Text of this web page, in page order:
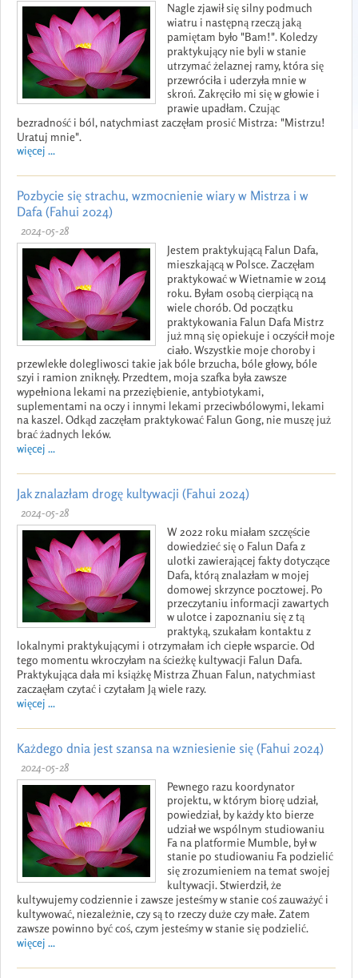
Nagle zjawił się silny podmuch
wiatru i następną rzeczą jaką
pamiętam było "Bam!". Koledzy
praktykujący nie byli w stanie
utrzymać żelaznej ramy, która się
przewróciła i uderzyła mnie w
skroń. Zakręciło mi się w głowie i
prawie upadłam. Czując
bezradność i ból, natychmiast zaczęłam prosić Mistrza: "Mistrzu!
Uratuj mnie".
więcej ...
Pozbycie się strachu, wzmocnienie wiary w Mistrza i w
Dafa (Fahui 2024)
2024-05-28
Jestem praktykującą Falun Dafa,
mieszkającą w Polsce. Zaczęłam
praktykować w Wietnamie w 2014
roku. Byłam osobą cierpiącą na
wiele chorób. Od początku
praktykowania Falun Dafa Mistrz
już mną się opiekuje i oczyścił moje
ciało. Wszystkie moje choroby i
przewlekłe dolegliwosci takie jak bóle brzucha, bóle głowy, bóle
szyi i ramion zniknęły. Przedtem, moja szafka była zawsze
wypełniona lekami na przeziębienie, antybiotykami,
suplementami na oczy i innymi lekami przeciwbólowymi, lekami
na kaszel. Odkąd zaczęłam praktykować Falun Gong, nie muszę już
brać żadnych leków.
więcej ...
Jak znalazłam drogę kultywacji (Fahui 2024)
2024-05-28
W 2022 roku miałam szczęście
dowiedzieć się o Falun Dafa z
ulotki zawierającej fakty dotyczące
Dafa, którą znalazłam w mojej
domowej skrzynce pocztowej. Po
przeczytaniu informacji zawartych
w ulotce i zapoznaniu się z tą
praktyką, szukałam kontaktu z
lokalnymi praktykującymi i otrzymałam ich ciepłe wsparcie. Od
tego momentu wkroczyłam na ścieżkę kultywacji Falun Dafa.
Praktykująca dała mi książkę Mistrza Zhuan Falun, natychmiast
zaczaęłam czytać i czytałam Ją wiele razy.
więcej ...
Każdego dnia jest szansa na wzniesienie się (Fahui 2024)
2024-05-28
Pewnego razu koordynator
projektu, w którym biorę udział,
powiedział, by każdy kto bierze
udział we wspólnym studiowaniu
Fa na platformie Mumble, był w
stanie po studiowaniu Fa podzielić
się zrozumieniem na temat swojej
kultywacji. Stwierdził, że
kultywujemy codziennie i zawsze jesteśmy w stanie coś zauważyć i
kultywować, niezależnie, czy są to rzeczy duże czy małe. Zatem
zawsze powinno być coś, czym jesteśmy w stanie się podzielić.
więcej ...